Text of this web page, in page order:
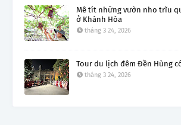
Mê tít những vườn nho trĩu
ở Khánh Hòa
tháng 3 24, 2026
Tour du lịch đêm Đền Hùng
tháng 3 24, 2026